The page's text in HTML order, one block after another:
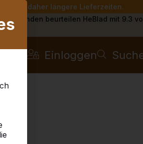
Sie daher längere Lieferzeiten.
Kunden beurteilen HeBlad mit 9.3
Einloggen